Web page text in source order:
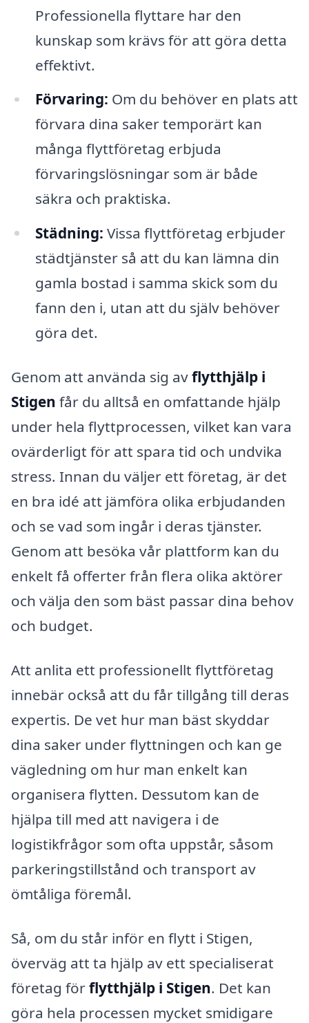
Professionella flyttare har den
kunskap som krävs för att göra detta
effektivt.
Förvaring: Om du behöver en plats att
förvara dina saker temporärt kan
många flyttföretag erbjuda
förvaringslösningar som är både
säkra och praktiska.
Städning: Vissa flyttföretag erbjuder
städtjänster så att du kan lämna din
gamla bostad i samma skick som du
fann den i, utan att du själv behöver
göra det.
Genom att använda sig avflytthjälp i
Stigen får du alltså en omfattande hjälp
under hela flyttprocessen, vilket kan vara
ovärderligt för att spara tid och undvika
stress. Innan du väljer ett företag, är det
en bra idé att jämföra olika erbjudanden
och se vad som ingår i deras tjänster.
Genom att besöka vår plattform kan du
enkelt få offerter från flera olika aktörer
och välja den som bäst passar dina behov
och budget.
Att anlita ett professionellt flyttföretag
innebär också att du får tillgång till deras
expertis. De vet hur man bäst skyddar
dina saker under flyttningen och kan ge
vägledning om hur man enkelt kan
organisera flytten. Dessutom kan de
hjälpa till med att navigera i de
logistikfrågor som ofta uppstår, såsom
parkeringstillstånd och transport av
ömtåliga föremål.
Så, om du står inför en flytt i Stigen,
överväg att ta hjälp av ett specialiserat
företag förflytthjälp i Stigen. Det kan
göra hela processen mycket smidigare